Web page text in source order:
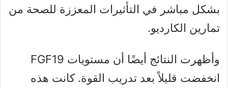
بشكل مباشر في التأثيرات المعززة للصحة من
تمارين الكارديو.
وأظهرت النتائج أيضًا أن مستويات FGF19
انخفضت قليلاً بعد تدريب القوة. كانت هذه